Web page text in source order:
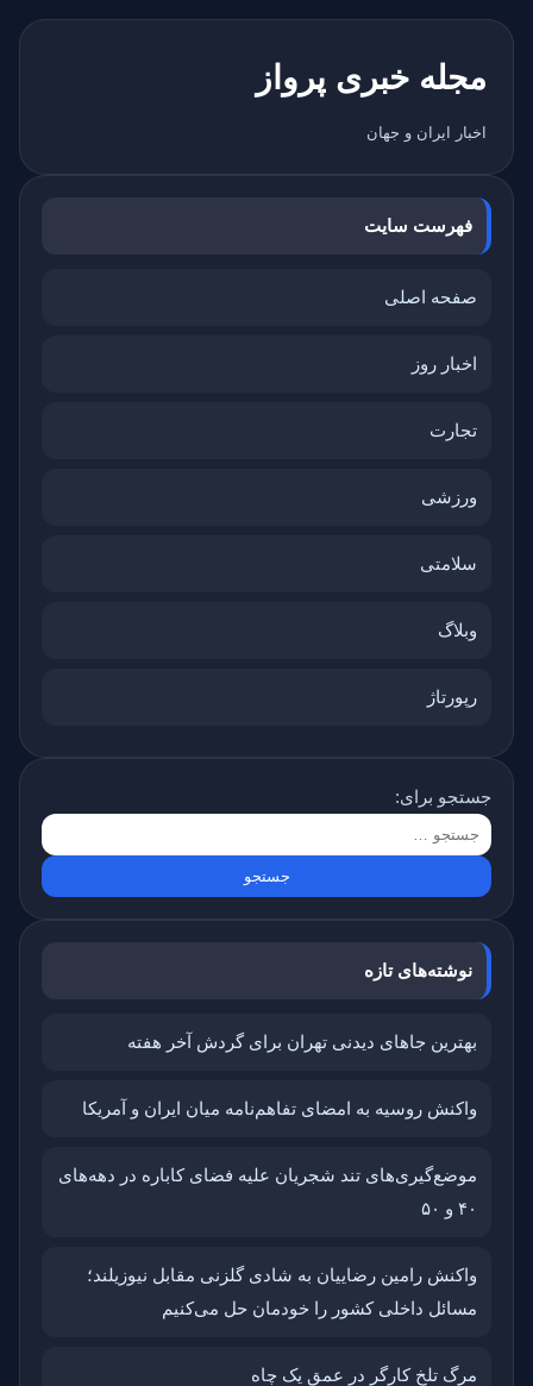
مجله خبری پرواز
اخبار ایران و جهان
فهرست سایت
صفحه اصلی
اخبار روز
تجارت
ورزشی
سلامتی
وبلاگ
رپورتاژ
جستجو برای:
نوشته‌های تازه
بهترین جاهای دیدنی تهران برای گردش آخر هفته
واکنش روسیه به امضای تفاهم‌نامه میان ایران و آمریکا
موضع‌گیری‌های تند شجریان علیه فضای کاباره در دهه‌های
۴۰ و ۵۰
واکنش رامین رضاییان به شادی گلزنی مقابل نیوزیلند؛
مسائل داخلی کشور را خودمان حل می‌کنیم
مرگ تلخ کارگر در عمق یک چاه